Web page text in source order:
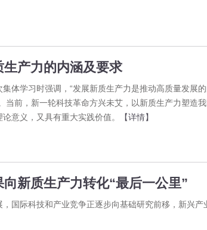
产力的内涵及要求
体学习时强调，“发展新质生产力是推动高质量发展
当前，新一轮科技革命方兴未艾，以新质生产力塑造
意义，又具有重大实践价值。
【详情】
新质生产力转化“最后一公里”
国际科技和产业竞争正逐步向基础研究前移，新兴